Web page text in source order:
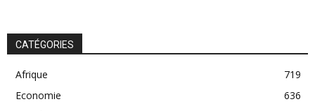
CATÉGORIES
Afrique
719
Economie
636